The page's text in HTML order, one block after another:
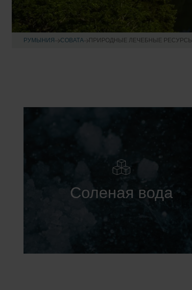
РУМЫНИЯ СОВАТА ПРИРОДНЫЕ ЛЕЧЕБНЫЕ РЕСУРСЫ
Соленая вода